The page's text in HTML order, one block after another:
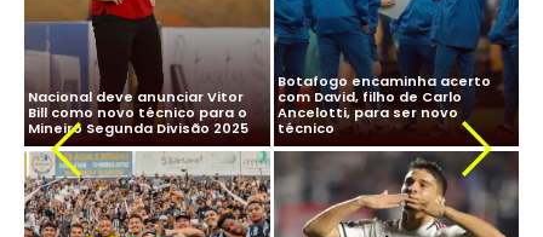
CBF desiste de Ancelotti:
salário milionário na Arábia e
impasse com Real Madrid
travam negociação
Ancelotti diz “sim” à Seleção
Brasileira e CBF finaliza
detalhes para oficializar
acordo